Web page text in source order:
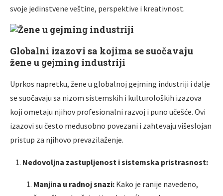
svoje jedinstvene veštine, perspektive i kreativnost.
Globalni izazovi sa kojima se suočavaju
žene u gejming industriji
Uprkos napretku, žene u globalnoj gejming industriji i dalje
se suočavaju sa nizom sistemskih i kulturoloških izazova
koji ometaju njihov profesionalni razvoj i puno učešće. Ovi
izazovi su često međusobno povezani i zahtevaju višeslojan
pristup za njihovo prevazilaženje.
Nedovoljna zastupljenost i sistemska pristrasnost:
Manjina u radnoj snazi: Kako je ranije navedeno,